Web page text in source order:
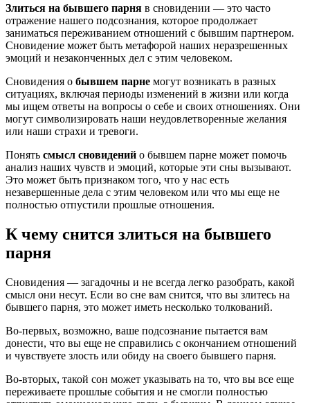
Злиться на бывшего парня в сновидении — это часто
отражение нашего подсознания, которое продолжает
заниматься переживанием отношений с бывшим партнером.
Сновидение может быть метафорой наших неразрешенных
эмоций и незаконченных дел с этим человеком.
Сновидения о бывшем парне могут возникать в разных
ситуациях, включая периоды изменений в жизни или когда
мы ищем ответы на вопросы о себе и своих отношениях. Они
могут символизировать наши неудовлетворенные желания
или наши страхи и тревоги.
Понять смысл сновидений о бывшем парне может помочь
анализ наших чувств и эмоций, которые эти сны вызывают.
Это может быть признаком того, что у нас есть
незавершенные дела с этим человеком или что мы еще не
полностью отпустили прошлые отношения.
К чему снится злиться на бывшего
парня
Сновидения — загадочны и не всегда легко разобрать, какой
смысл они несут. Если во сне вам снится, что вы злитесь на
бывшего парня, это может иметь несколько толкований.
Во-первых, возможно, ваше подсознание пытается вам
донести, что вы еще не справились с окончанием отношений
и чувствуете злость или обиду на своего бывшего парня.
Во-вторых, такой сон может указывать на то, что вы все еще
переживаете прошлые события и не смогли полностью